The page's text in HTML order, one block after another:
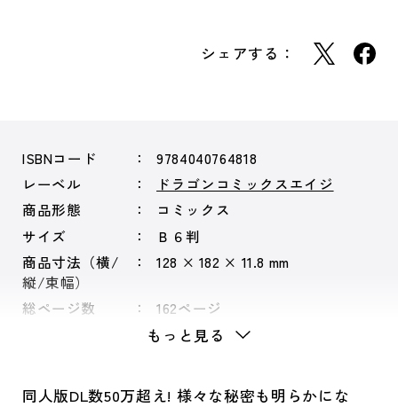
シェアする：
ISBNコード
9784040764818
レーベル
ドラゴンコミックスエイジ
商品形態
コミックス
サイズ
Ｂ６判
商品寸法（横/
縦/束幅）
128 × 182 × 11.8 mm
総ページ数 162ページ
もっと見る
同人版DL数50万超え! 様々な秘密も明らかにな